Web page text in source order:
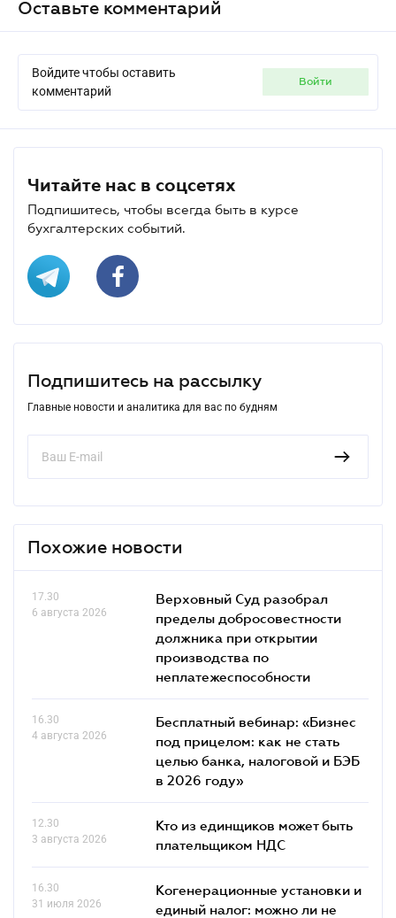
Оставьте комментарий
Войдите чтобы оставить
комментарий
войти
Читайте нас в соцсетях
Подпишитесь, чтобы всегда быть в курсе
бухгалтерских событий.
Подпишитесь на рассылку
Главные новости и аналитика для вас по будням
Похожие новости
17.30
6 августа 2026
Верховный Суд разобрал
пределы добросовестности
должника при открытии
производства по
неплатежеспособности
16.30
4 августа 2026
Бесплатный вебинар: «Бизнес
под прицелом: как не стать
целью банка, налоговой и БЭБ
в 2026 году»
12.30
3 августа 2026
Кто из единщиков может быть
плательщиком НДС
16.30
31 июля 2026
Когенерационные установки и
единый налог: можно ли не